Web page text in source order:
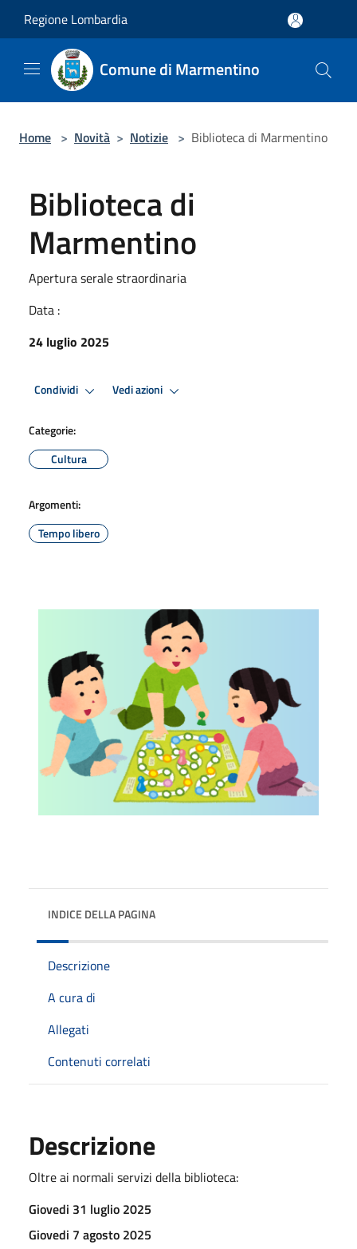
Regione Lombardia
Comune di Marmentino
Home > Novità > Notizie > Biblioteca di Marmentino
Biblioteca di
Marmentino
Apertura serale straordinaria
Data :
24 luglio 2025
Condividi Vedi azioni
Categorie:
Cultura
Argomenti:
Tempo libero
INDICE DELLA PAGINA
Descrizione
A cura di
Allegati
Contenuti correlati
Descrizione
Oltre ai normali servizi della biblioteca:
Giovedi 31 luglio 2025
Giovedi 7 agosto 2025